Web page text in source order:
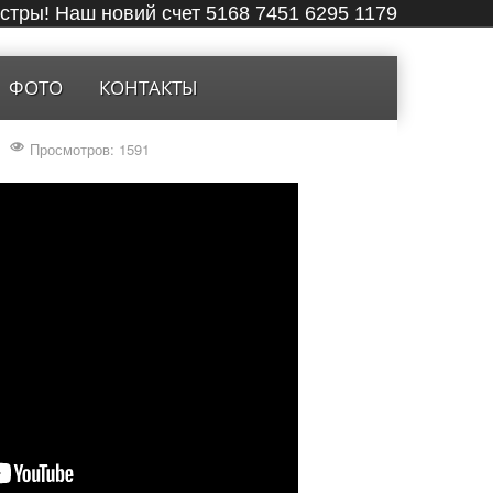
Наш новий счет 5168 7451 6295 1179
ФОТО КОНТАКТЫ
Просмотров: 1591